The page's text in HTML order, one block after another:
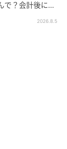
？会計後に知
2026.8.5